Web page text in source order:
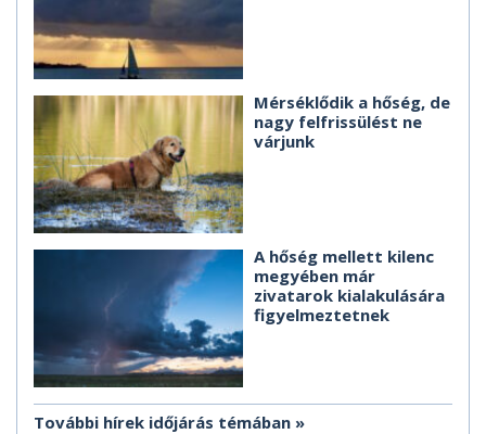
Mérséklődik a hőség, de
nagy felfrissülést ne
várjunk
A hőség mellett kilenc
megyében már
zivatarok kialakulására
figyelmeztetnek
További hírek időjárás témában